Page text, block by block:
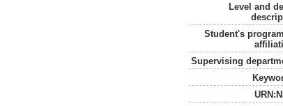
Level and
Student's
Supervising